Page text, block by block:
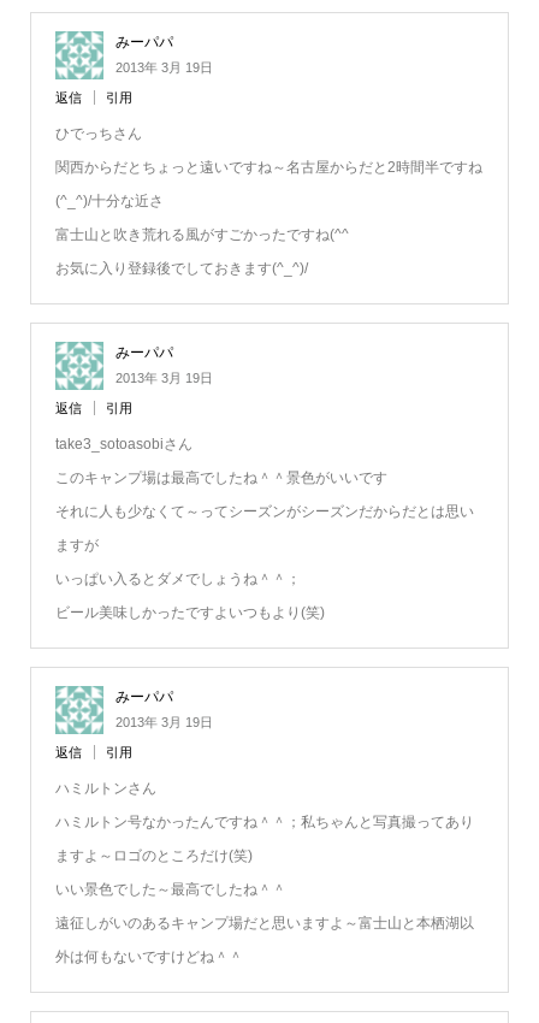
みーパパ
2013年 3月 19日
返信 引用
ひでっちさん
関西からだとちょっと遠いですね～名古屋からだと2時間半ですね
(^_^)/十分な近さ
富士山と吹き荒れる風がすごかったですね(^^ゞ
お気に入り登録後でしておきます(^_^)/
みーパパ
2013年 3月 19日
返信 引用
take3_sotoasobiさん
このキャンプ場は最高でしたね＾＾景色がいいです
それに人も少なくて～ってシーズンがシーズンだからだとは思い
ますが
いっぱい入るとダメでしょうね＾＾；
ビール美味しかったですよいつもより(笑)
みーパパ
2013年 3月 19日
返信 引用
ハミルトンさん
ハミルトン号なかったんですね＾＾；私ちゃんと写真撮ってあり
ますよ～ロゴのところだけ(笑)
いい景色でした～最高でしたね＾＾
遠征しがいのあるキャンプ場だと思いますよ～富士山と本栖湖以
外は何もないですけどね＾＾